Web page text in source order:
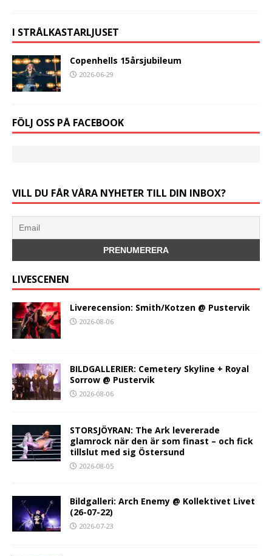
I STRÅLKASTARLJUSET
Copenhells 15årsjubileum
2026-06-29
FÖLJ OSS PÅ FACEBOOK
VILL DU FÅR VÅRA NYHETER TILL DIN INBOX?
LIVESCENEN
Liverecension: Smith/Kotzen @ Pustervik
2026-08-06
BILDGALLERIER: Cemetery Skyline + Royal
Sorrow @ Pustervik
2026-08-06
STORSJÖYRAN: The Ark levererade
glamrock när den är som finast – och fick
tillslut med sig Östersund
2026-08-05
Bildgalleri: Arch Enemy @ Kollektivet Livet
(26-07-22)
2026-07-23